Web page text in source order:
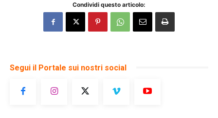
Condividi questo articolo:
Segui il Portale sui nostri social